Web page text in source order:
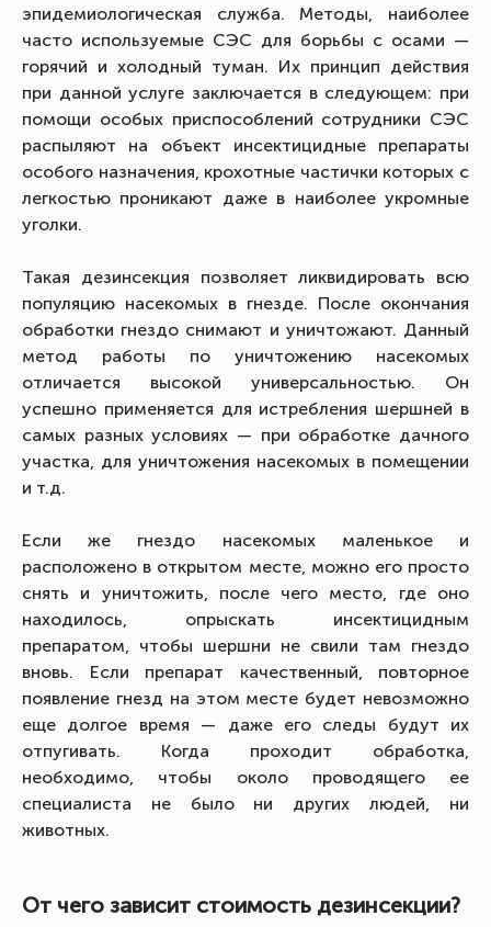
эпидемиологическая служба. Методы, наиболее
часто используемые СЭС для борьбы с осами —
горячий и холодный туман. Их принцип действия
при данной услуге заключается в следующем: при
помощи особых приспособлений сотрудники СЭС
распыляют на объект инсектицидные препараты
особого назначения, крохотные частички которых с
легкостью проникают даже в наиболее укромные
уголки.
Такая дезинсекция позволяет ликвидировать всю
популяцию насекомых в гнезде. После окончания
обработки гнездо снимают и уничтожают. Данный
метод работы по уничтожению насекомых
отличается высокой универсальностью. Он
успешно применяется для истребления шершней в
самых разных условиях — при обработке дачного
участка, для уничтожения насекомых в помещении
и т.д.
Если же гнездо насекомых маленькое и
расположено в открытом месте, можно его просто
снять и уничтожить, после чего место, где оно
находилось, опрыскать инсектицидным
препаратом, чтобы шершни не свили там гнездо
вновь. Если препарат качественный, повторное
появление гнезд на этом месте будет невозможно
еще долгое время — даже его следы будут их
отпугивать. Когда проходит обработка,
необходимо, чтобы около проводящего ее
специалиста не было ни других людей, ни
животных.
От чего зависит стоимость дезинсекции?